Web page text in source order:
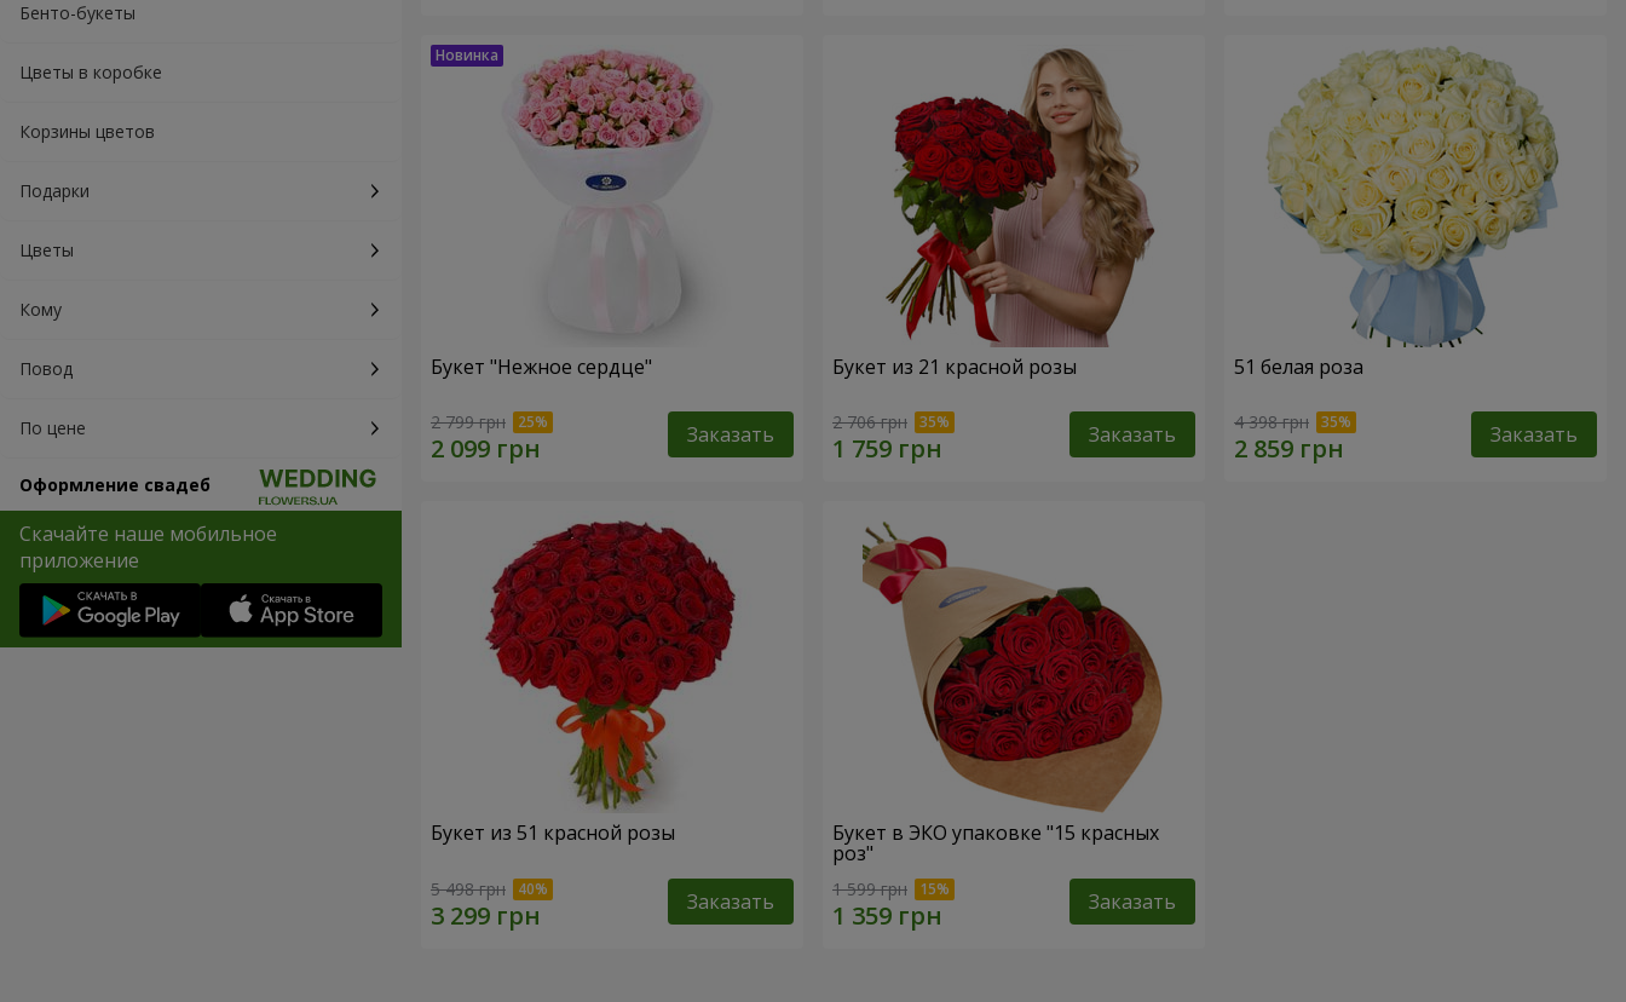
Бенто-букеты
Цветы в коробке
Корзины цветов
Подарки
Цветы
Кому
Повод
По цене
Оформление свадеб
Скачайте наше мобильное
приложение
Букет "Нежное сердце"
2 799 грн Заказать
Букет из 21 красной розы
2 706 грн Заказать
51 белая роза
4 398 грн Заказать
Букет из 51 красной розы
5 498 грн Заказать
Букет в ЭКО упаковке "15 красных
роз"
1 599 грн Заказать